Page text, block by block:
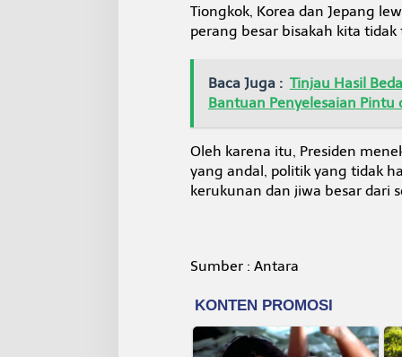
Tiongkok, Korea dan Jepang
perang besar bisakah kita tidak
Baca Juga : Tinjau Hasil
Bantuan Penyelesaian Pintu
Oleh karena itu, Presiden
yang andal, politik yang tidak
kerukunan dan jiwa besar dari
Sumber : Antara